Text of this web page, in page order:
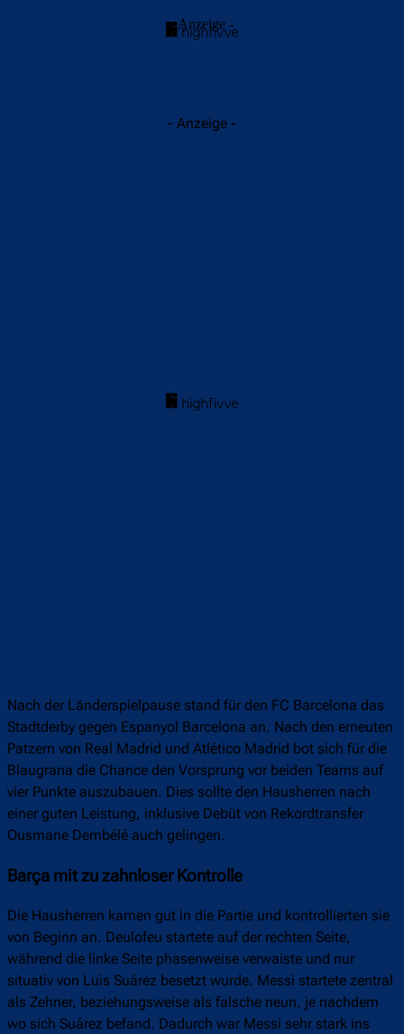
- Anzeige -
- Anzeige -
Nach der Länderspielpause stand für den FC Barcelona das
Stadtderby gegen Espanyol Barcelona an. Nach den erneuten
Patzern von Real Madrid und Atlético Madrid bot sich für die
Blaugrana die Chance den Vorsprung vor beiden Teams auf
vier Punkte auszubauen. Dies sollte den Hausherren nach
einer guten Leistung, inklusive Debüt von Rekordtransfer
Ousmane Dembélé auch gelingen.
Barça mit zu zahnloser Kontrolle
Die Hausherren kamen gut in die Partie und kontrollierten sie
von Beginn an. Deulofeu startete auf der rechten Seite,
während die linke Seite phasenweise verwaiste und nur
situativ von Luis Suárez besetzt wurde. Messi startete zentral
als Zehner, beziehungsweise als falsche neun, je nachdem
wo sich Suárez befand. Dadurch war Messi sehr stark ins